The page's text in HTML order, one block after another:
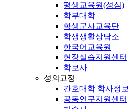
평생교육원(성심)
학부대학
학생군사교육단
학생생활상담소
한국어교육원
현장실습지원센터
학보사
성의교정
간호대학 학사정보
공동연구지원센터